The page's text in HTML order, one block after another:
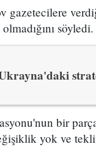
söyledi.
bir
yok ve